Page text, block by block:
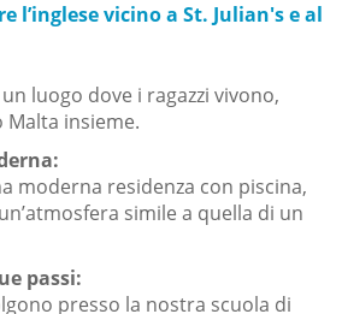
l’inglese vicino a St. Julian's e al
luogo dove i ragazzi vivono,
insieme.
moderna residenza con piscina,
simile a quella di un
passi:
presso la nostra scuola di